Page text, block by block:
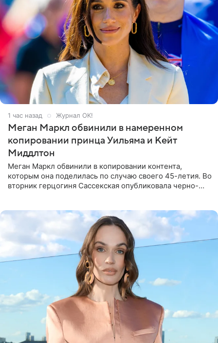
1 час назад Журнал OK!
Меган Маркл обвинили в намеренном
копировании принца Уильяма и Кейт
Миддлтон
Меган Маркл обвинили в копировании контента,
которым она поделилась по случаю своего 45-летия. Во
вторник герцогиня Сассекская опубликовала черно-